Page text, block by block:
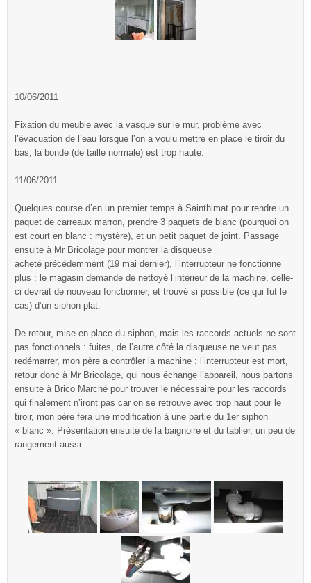
10/06/2011
Fixation du meuble avec la vasque sur le mur, problème avec
l’évacuation de l’eau lorsque l’on a voulu mettre en place le tiroir du
bas, la bonde (de taille normale) est trop haute.
11/06/2011
Quelques course d’en un premier temps à Sainthimat pour rendre un
paquet de carreaux marron, prendre 3 paquets de blanc (pourquoi on
est court en blanc : mystère), et un petit paquet de joint. Passage
ensuite à Mr Bricolage pour montrer la disqueuse
acheté précédemment (19 mai dernier), l’interrupteur ne fonctionne
plus : le magasin demande de nettoyé l’intérieur de la machine, celle-
ci devrait de nouveau fonctionner, et trouvé si possible (ce qui fut le
cas) d’un siphon plat.
De retour, mise en place du siphon, mais les raccords actuels ne sont
pas fonctionnels : fuites, de l’autre côté la disqueuse ne veut pas
redémarrer, mon père a contrôler la machine : l’interrupteur est mort,
retour donc à Mr Bricolage, qui nous échange l’appareil, nous partons
ensuite à Brico Marché pour trouver le nécessaire pour les raccords
qui finalement n’iront pas car on se retrouve avec trop haut pour le
tiroir, mon père fera une modification à une partie du 1er siphon
« blanc ». Présentation ensuite de la baignoire et du tablier, un peu de
rangement aussi.